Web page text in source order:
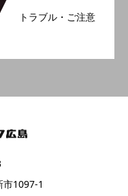
トラブル・ご注意
1097-1